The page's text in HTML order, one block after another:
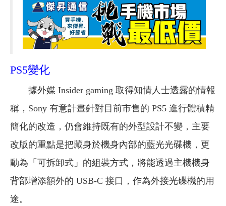
PS5變化
據外媒 Insider gaming 取得知情人士透露的情報
稱，Sony 有意計畫針對目前市售的 PS5 進行體積精
簡化的改造，仍會維持既有的外型設計不變，主要
改版的重點是把藏身於機身內部的藍光光碟機，更
動為「可拆卸式」的組裝方式，將能透過主機機身
背部增添額外的 USB-C 接口，作為外接光碟機的用
途。